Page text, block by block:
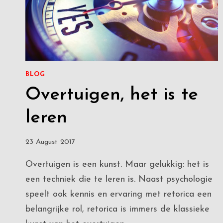
BLOG
Overtuigen, het is te
leren
23 August 2017
Overtuigen is een kunst. Maar gelukkig: het is
een techniek die te leren is. Naast psychologie
speelt ook kennis en ervaring met retorica een
belangrijke rol, retorica is immers de klassieke